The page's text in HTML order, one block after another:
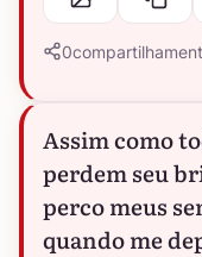
0
Assim como
perdem seu
perco meus
quando me